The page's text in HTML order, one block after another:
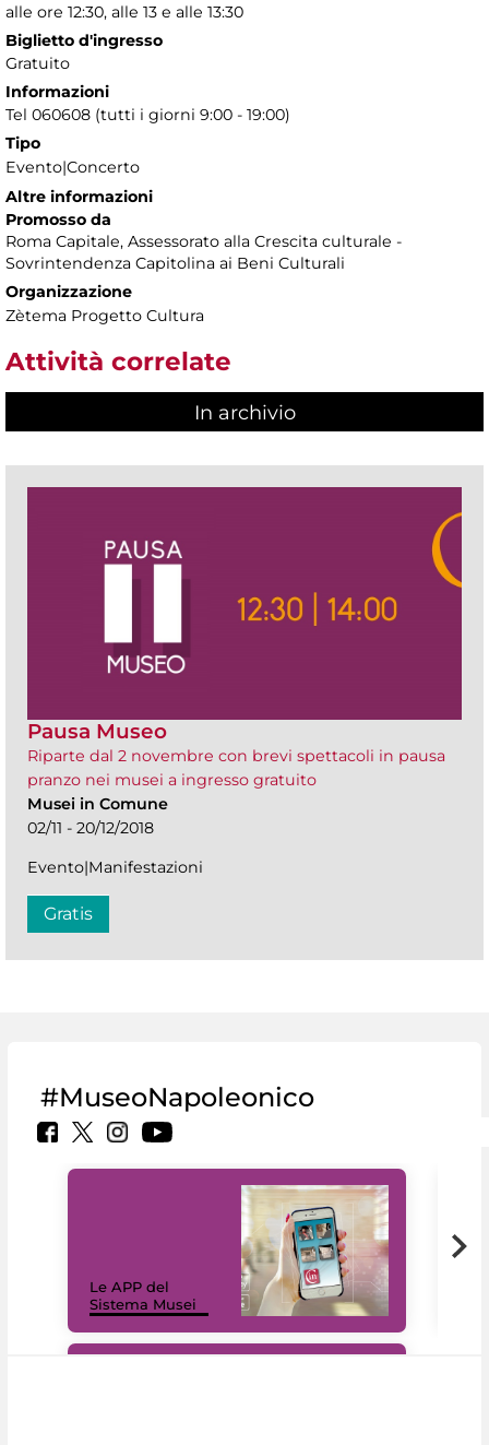
alle ore 12:30, alle 13 e alle 13:30
Biglietto d'ingresso
Gratuito
Informazioni
Tel 060608 (tutti i giorni 9:00 - 19:00)
Tipo
Evento|Concerto
Altre informazioni
Promosso da
Roma Capitale, Assessorato alla Crescita culturale -
Sovrintendenza Capitolina ai Beni Culturali
Organizzazione
Zètema Progetto Cultura
Attività correlate
In archivio
Pausa Museo
Riparte dal 2 novembre con brevi spettacoli in pausa
pranzo nei musei a ingresso gratuito
Musei in Comune
02/11 - 20/12/2018
Evento|Manifestazioni
Gratis
#MuseoNapoleonico
Le APP del
Sistema Musei